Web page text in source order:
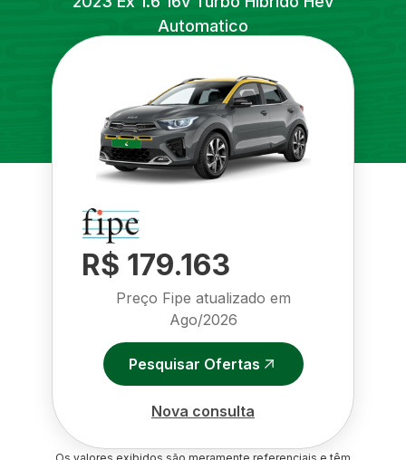
Automatico
R$ 179.163
Preço Fipe atualizado em
Ago/2026
Pesquisar Ofertas
Nova consulta